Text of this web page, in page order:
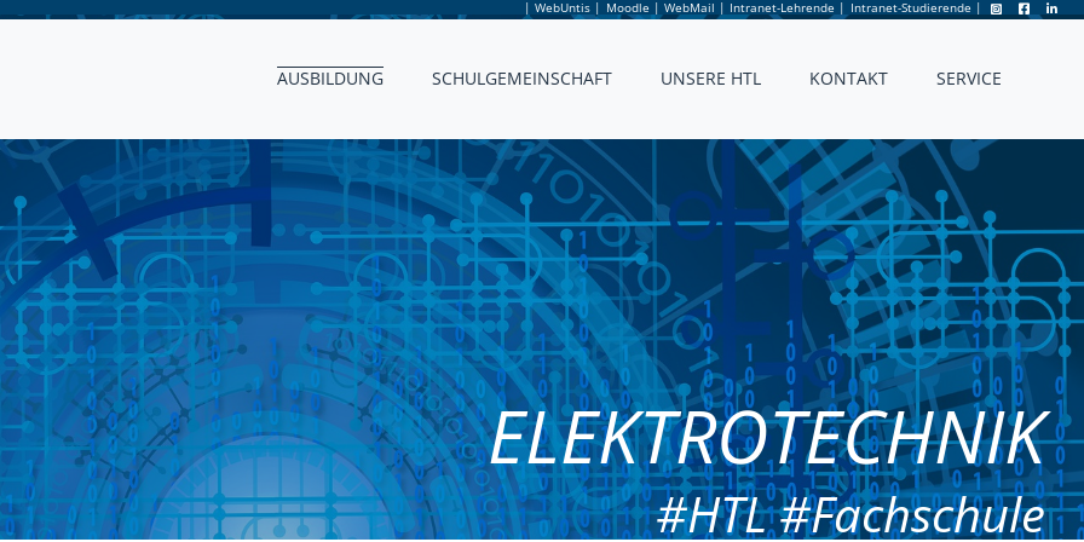
| WebUntis | Moodle | WebMail | Intranet-Lehrende | Intranet-Studierende |
AUSBILDUNG SCHULGEMEINSCHAFT UNSERE HTL KONTAKT SERVICE
ELEKTROTECHNIK
#HTL #Fachschule